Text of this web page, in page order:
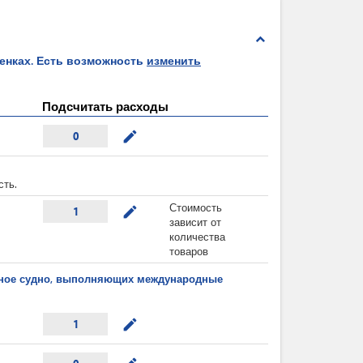
expand_less
Есть возможность изменить
Подсчитать расходы
0 mode_edit
1
mode_edit
Стоимость
зависит от
количества
товаров
судно, выполняющих международные
1 mode_edit